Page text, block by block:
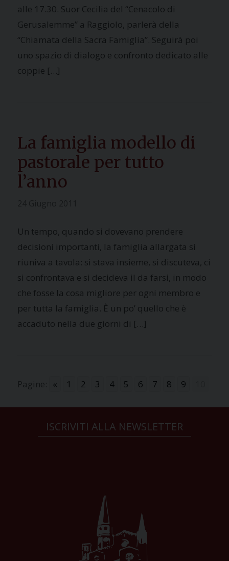
alle 17.30. Suor Cecilia del “Cenacolo di
Gerusalemme” a Raggiolo, parlerà della
“Chiamata della Sacra Famiglia”. Seguirà poi
uno spazio di dialogo e confronto dedicato alle
coppie […]
La famiglia modello di
pastorale per tutto
l’anno
Un tempo, quando si dovevano prendere
decisioni importanti, la famiglia allargata si
riuniva a tavola: si stava insieme, si discuteva, ci
si confrontava e si decideva il da farsi, in modo
che fosse la cosa migliore per ogni membro e
per tutta la famiglia. È un po’ quello che è
accaduto nella due giorni di […]
Pagine: « 1 2 3 4 5 6 7 8 9
ISCRIVITI ALLA NEWSLETTER